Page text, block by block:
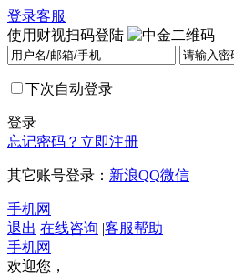
登录客服
使用财视扫码登陆
下次自动登录
登录
忘记密码？ 立即注册
其它账号登录： 新浪QQ微信
手机网
退出 在线咨询 |客服帮助
手机网
欢迎您，